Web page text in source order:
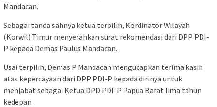
Mandacan.
Sebagai tanda sahnya ketua terpilih, Kordinator Wilayah
(Korwil) Timur menyerahkan surat rekomendasi dari DPP PDI-
P kepada Demas Paulus Mandacan.
Usai terpilih, Demas P Mandacan mengucapkan terima kasih
atas kepercayaan dari DPP PDI-P kepada dirinya untuk
menjabat sebagai Ketua DPD PDI-P Papua Barat lima tahun
kedepan.